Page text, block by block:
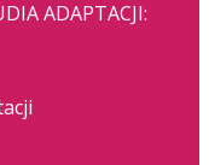
ADAPTACJI: